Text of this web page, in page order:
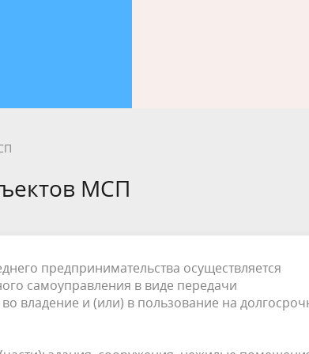
МСП
предпринимательства осуществляется
самоуправления в виде передачи
владение и (или) в пользование на